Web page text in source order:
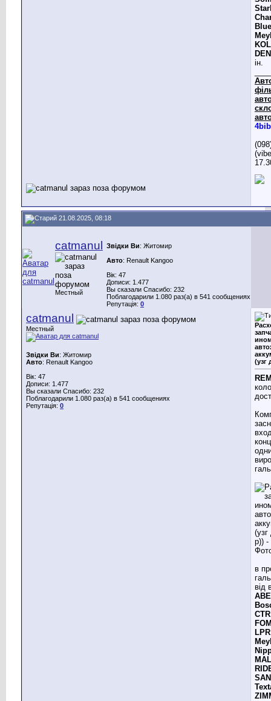
ін.
21.08.2025, 08:18
catmanul
Местный
Звідки Ви: Житомир
Авто: Renault Kangoo
Вік: 47
Дописи: 1.477
Вы сказали Спасибо: 232
Поблагодарили 1.080 раз(а) в 541 сообщениях
Репутація: 0
catmanul
Местный
Звідки Ви: Житомир
Авто: Renault Kangoo
Вік: 47
Дописи: 1.477
Вы сказали Спасибо: 232
Поблагодарили 1.080 раз(а) в 541 сообщениях
Репутація: 0
(узг
в
від